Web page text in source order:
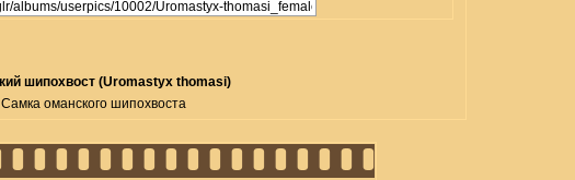
шипохвост (Uromastyx thomasi)
Самка оманского шипохвоста